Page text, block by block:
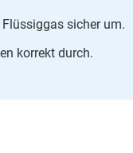
sicher um.
korrekt durch.